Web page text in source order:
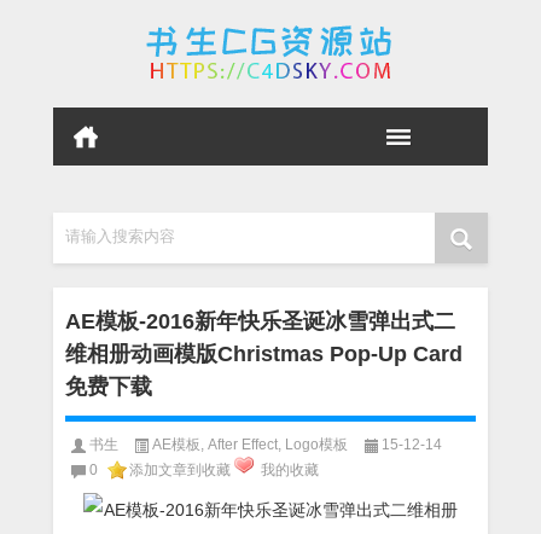
请输入搜索内容
AE模板-2016新年快乐圣诞冰雪弹出式二
维相册动画模版Christmas Pop-Up Card
免费下载
书生 AE模板 After Effect Logo模板
15-12-14
0
添加文章到收藏 我的收藏